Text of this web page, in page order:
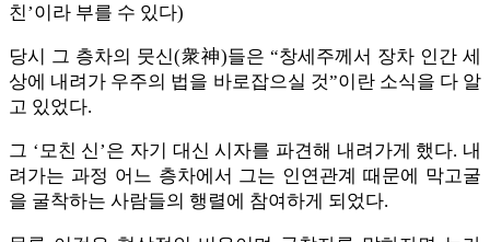
친’이라 부를 수 있다)
당시 그 층차의 뭇신(衆神)들은 “창세주께서 장차 인간 세
상에 내려가 우주의 법을 바로잡으실 것”이란 소식을 다 알
고 있었다.
그 ‘모친 신’은 자기 대신 시자를 파견해 내려가게 했다. 내
려가는 과정 어느 층차에서 그는 인연관계 때문에 막고굴
을 굴착하는 사람들의 행렬에 참여하게 되었다.